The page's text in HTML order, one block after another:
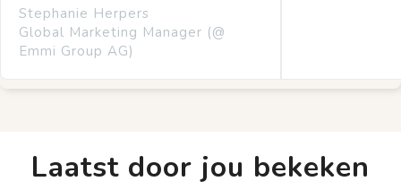
Stephanie Herpers
Global Marketing Manager (@
Emmi Group AG)
Laatst door jou bekeken